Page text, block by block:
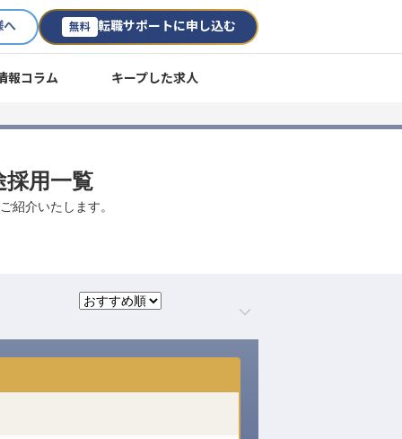
へ 無料 転職サポートに申し込む
報コラム キープした求人
用一覧
紹介いたします。